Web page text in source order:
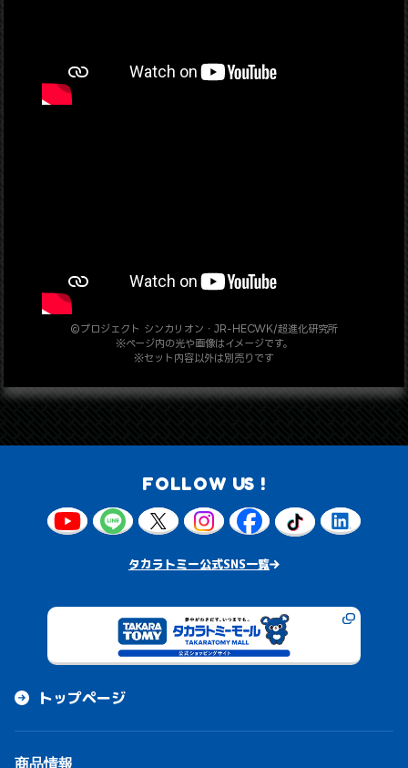
©プロジェクト シンカリオン・JR-HECWK/超進化研究所
※ページ内の光や画像はイメージです。
※セット内容以外は別売りです
FOLLOW US !
タカラトミー公式SNS一覧
トップページ
商品情報